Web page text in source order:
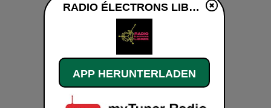
RADIO ÉLECTRONS LIBRES ! live
APP HERUNTERLADEN